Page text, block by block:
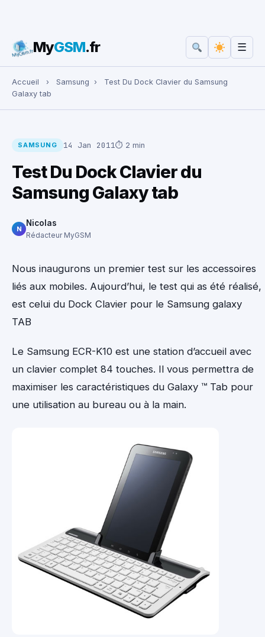
Rechercher :
MyGSM.fr ☰
Accueil › Samsung ›
Test Du Dock Clavier du Samsung
Galaxy tab
SAMSUNG 14 Jan 2011⏱ 2 min
Test Du Dock Clavier du
Samsung Galaxy tab
N
Nicolas
Rédacteur MyGSM
Nous inaugurons un premier test sur les accessoires
liés aux mobiles. Aujourd’hui, le test qui as été réalisé,
est celui du Dock Clavier pour le Samsung galaxy
TAB
Le Samsung ECR-K10 est une station d’accueil avec
un clavier complet 84 touches. Il vous permettra de
maximiser les caractéristiques du Galaxy ™ Tab pour
une utilisation au bureau ou à la main.